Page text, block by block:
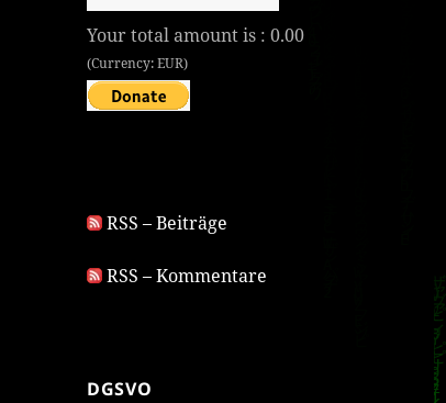
Your total amount is :0.00
(Currency: EUR)
RSS – Beiträge
RSS – Kommentare
DGSVO